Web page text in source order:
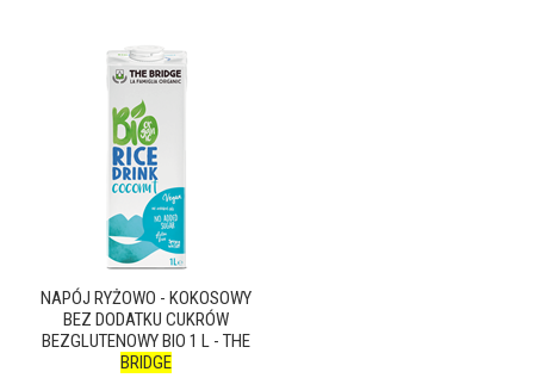
NAPÓJ RYŻOWO - KOKOSOWY
BEZ DODATKU CUKRÓW
BEZGLUTENOWY BIO 1 L - THE
BRIDGE